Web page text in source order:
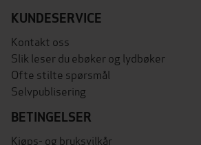
KUNDESERVICE
Kontakt oss
Slik leser du ebøker og lydbøker
Ofte stilte spørsmål
Selvpublisering
BETINGELSER
Kjøps- og bruksvilkår